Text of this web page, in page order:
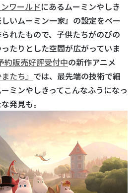
ワールドにあるムーミンやしき
いムーミン一家』の設定をベー
れたもので、子供たちがのびの
たりとした空間が広がっていま
約販売好評受付中の新作アニメ
たち』 では、最先端の技術で細
ミンやしきってこんなふうになっ
発見も。